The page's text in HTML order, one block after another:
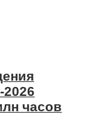
часов